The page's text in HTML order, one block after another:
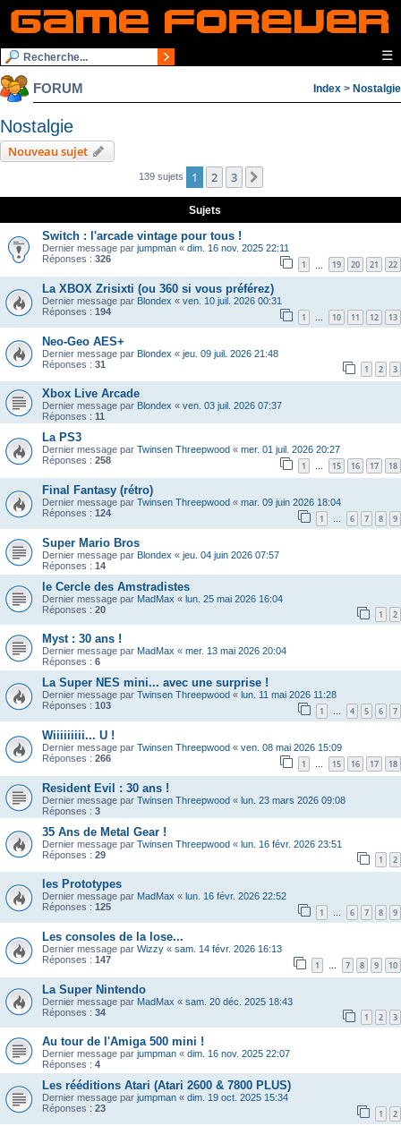
☰
FORUM Index > Nostalgie
Nostalgie
Nouveau sujet
139 sujets 1 2 3
Sujets
Switch : l'arcade vintage pour tous !
Dernier message par jumpman « dim. 16 nov. 2025 22:11
Réponses : 326 1 19 20 21 22
La XBOX Zrisixti (ou 360 si vous préférez)
Dernier message par Blondex « ven. 10 juil. 2026 00:31
Réponses : 194 1 … 10 11 12 13
Neo-Geo AES+
Dernier message par Blondex « jeu. 09 juil. 2026 21:48
Réponses : 31 1 2 3
Xbox Live Arcade
Dernier message par Blondex « ven. 03 juil. 2026 07:37
Réponses : 11
La PS3
Dernier message par Twinsen Threepwood « mer. 01 juil. 2026 20:27
Réponses : 258 1 … 15 16 17 18
Final Fantasy (rétro)
Dernier message par Twinsen Threepwood « mar. 09 juin 2026 18:04
Réponses : 124 1 … 6 7 8 9
Super Mario Bros
Dernier message par Blondex « jeu. 04 juin 2026 07:57
Réponses : 14
le Cercle des Amstradistes
Dernier message par MadMax « lun. 25 mai 2026 16:04
Réponses : 20 1 2
Myst : 30 ans !
Dernier message par MadMax « mer. 13 mai 2026 20:04
Réponses : 6
La Super NES mini... avec une surprise !
Dernier message par Twinsen Threepwood « lun. 11 mai 2026 11:28
Réponses : 103 1 … 4 5 6 7
Wiiiiiiiii... U !
Dernier message par Twinsen Threepwood « ven. 08 mai 2026 15:09
Réponses : 266 1 … 15 16 17 18
Resident Evil : 30 ans !
Dernier message par Twinsen Threepwood « lun. 23 mars 2026 09:08
Réponses : 3
35 Ans de Metal Gear !
Dernier message par Twinsen Threepwood « lun. 16 févr. 2026 23:51
Réponses : 29 1 2
les Prototypes
Dernier message par MadMax « lun. 16 févr. 2026 22:52
Réponses : 125 1 … 6 7 8 9
Les consoles de la lose...
Dernier message par Wizzy « sam. 14 févr. 2026 16:13
Réponses : 147 1 7 8 9 10
La Super Nintendo
Dernier message par MadMax « sam. 20 déc. 2025 18:43
Réponses : 34 1 2 3
Au tour de l'Amiga 500 mini !
Dernier message par jumpman « dim. 16 nov. 2025 22:07
Réponses : 4
Les rééditions Atari (Atari 2600 & 7800 PLUS)
Dernier message par jumpman « dim. 19 oct. 2025 15:34
Réponses : 23 1 2